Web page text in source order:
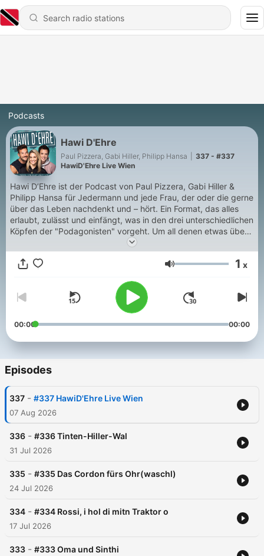
Podcasts
Hawi D'Ehre
Paul Pizzera, Gabi Hiller, Philipp Hansa
337 - #337
HawiD'Ehre Live Wien
Hawi D’Ehre ist der Podcast von Paul Pizzera, Gabi Hiller &
Philipp Hansa für Jedermann und jede Frau, der oder die gerne
über das Leben nachdenkt und – hört. Ein Format, das alles
erlaubt, zulässt und einfängt, was in den drei unterschiedlichen
Köpfen der "Podagonisten" vorgeht. Um all denen etwas über
das Leben dreier erfolgreicher Youngsters zu berichten, die sie
gerne besser kennenlernen würden und werden. Wenn ihr
Themen, Ideen oder andere Fragen an Gabi, Paul & Philipp
Volume 1 x
00:00 00:00
Episodes
337 - #337 HawiD'Ehre Live Wien
07 Aug 2026
336 - #336 Tinten-Hiller-Wal
31 Jul 2026
335 - #335 Das Cordon fürs Ohr(waschl)
24 Jul 2026
334 - #334 Rossi, i hol di mitn Traktor o
17 Jul 2026
333 - #333 Oma und Sinthi